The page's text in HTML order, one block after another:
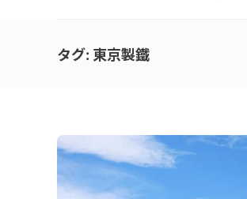
タグ: 東京製鐵